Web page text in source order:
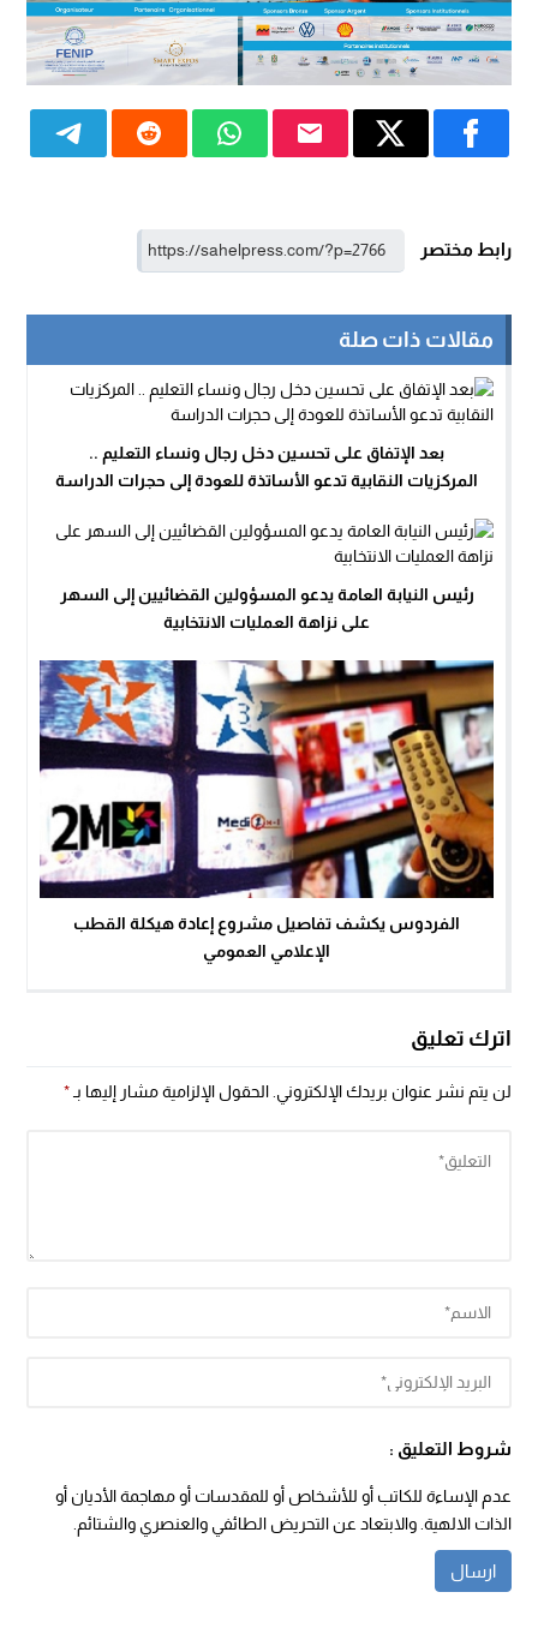
رابط مختصر
مقالات ذات صلة
بعد الإتفاق على تحسين دخل رجال ونساء التعليم ..
المركزيات النقابية تدعو الأساتذة للعودة إلى حجرات الدراسة
رئيس النيابة العامة يدعو المسؤولين القضائيين إلى السهر
على نزاهة العمليات الانتخابية
الفردوس يكشف تفاصيل مشروع إعادة هيكلة القطب
الإعلامي العمومي
اترك تعليق
لن يتم نشر عنوان بريدك الإلكتروني. الحقول الإلزامية مشار إليها بـ*
شروط التعليق :
عدم الإساءة للكاتب أو للأشخاص أو للمقدسات أو مهاجمة الأديان أو
الذات الالهية. والابتعاد عن التحريض الطائفي والعنصري والشتائم.